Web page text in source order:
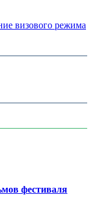
визового режима
фестиваля